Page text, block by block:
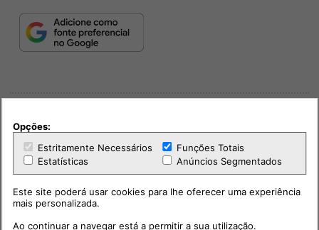
PUB
Opções:
Estritamente Necessários
Funções Totais
Estatísticas
Anúncios Segmentados
Este site poderá usar cookies para lhe oferecer uma experiência
mais personalizada.
Ao continuar a navegar está a permitir a sua utilização.